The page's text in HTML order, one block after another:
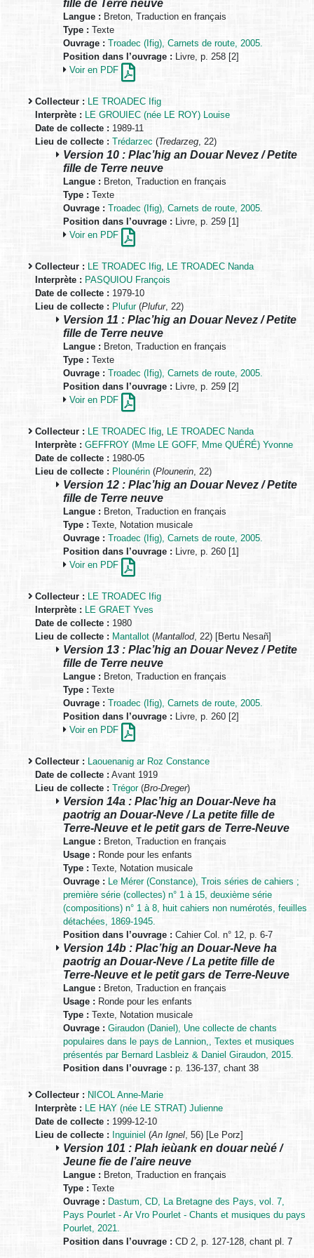
fille de Terre neuve
Langue : Breton, Traduction en français
Type : Texte
Ouvrage : Troadec (Ifig), Carnets de route, 2005.
Position dans l’ouvrage : Livre, p. 258 [2]
Voir en PDF
Collecteur : LE TROADEC Ifig
Interprète : LE GROUIEC (née LE ROY) Louise
Date de collecte : 1989-11
Lieu de collecte : Trédarzec (Tredarzeg , 22)
Version 10 : Plac’hig an Douar Nevez / Petite
fille de Terre neuve
Langue : Breton, Traduction en français
Type : Texte
Ouvrage : Troadec (Ifig), Carnets de route, 2005.
Position dans l’ouvrage : Livre, p. 259 [1]
Voir en PDF
Collecteur : LE TROADEC Ifig LE TROADEC Nanda
Interprète : PASQUIOU François
Date de collecte : 1979-10
Lieu de collecte : Plufur(Plufur, 22)
Version 11 : Plac’hig an Douar Nevez / Petite
fille de Terre neuve
Langue : Breton, Traduction en français
Type : Texte
Ouvrage : Troadec (Ifig), Carnets de route, 2005.
Position dans l’ouvrage : Livre, p. 259 [2]
Voir en PDF
Collecteur : LE TROADEC Ifig LE TROADEC Nanda
Interprète : GEFFROY (Mme LE GOFF, Mme QUÉRÉ) Yvonne
Date de collecte : 1980-05
Lieu de collecte : Plounérin (Plounerin , 22)
Version 12 : Plac’hig an Douar Nevez / Petite
fille de Terre neuve
Langue : Breton, Traduction en français
Type : Texte, Notation musicale
Ouvrage : Troadec (Ifig), Carnets de route, 2005.
Position dans l’ouvrage : Livre, p. 260 [1]
Voir en PDF
Collecteur : LE TROADEC Ifig
Interprète : LE GRAET Yves
Date de collecte : 1980
Lieu de collecte : Mantallot (Mantallod, 22) [Bertu Nesañ]
Version 13 : Plac’hig an Douar Nevez / Petite
fille de Terre neuve
Langue : Breton, Traduction en français
Type : Texte
Ouvrage : Troadec (Ifig), Carnets de route, 2005.
Position dans l’ouvrage : Livre, p. 260 [2]
Voir en PDF
Collecteur : Laouenanig ar Roz Constance
Date de collecte : Avant 1919
Lieu de collecte : Trégor(Bro-Dreger)
Version 14a : Plac’hig an Douar-Neve ha
paotrig an Douar-Neve / La petite fille de
Terre-Neuve et le petit gars de Terre-Neuve
Langue : Breton, Traduction en français
Usage : Ronde pour les enfants
Type : Texte, Notation musicale
Ouvrage : Le Mérer (Constance), Trois séries de cahiers ;
première série (collectes) n° 1 à 15, deuxième série
(compositions) n° 1 à 8, huit cahiers non numérotés, feuilles
détachées, 1869-1945.
Position dans l’ouvrage : Cahier Col. n° 12, p. 6-7
Version 14b : Plac’hig an Douar-Neve ha
paotrig an Douar-Neve / La petite fille de
Terre-Neuve et le petit gars de Terre-Neuve
Langue : Breton, Traduction en français
Usage : Ronde pour les enfants
Type : Texte, Notation musicale
Ouvrage : Giraudon (Daniel), Une collecte de chants
populaires dans le pays de Lannion,, Textes et musiques
présentés par Bernard Lasbleiz & Daniel Giraudon, 2015.
Position dans l’ouvrage : p. 136-137, chant 38
Collecteur : NICOL Anne-Marie
Interprète : LE HAY (née LE STRAT) Julienne
Date de collecte : 1999-12-10
Lieu de collecte : Inguiniel (An Ignel , 56) [Le Porz]
Version 101 : Plah ieùank en douar neùé /
Jeune fie de l’aire neuve
Langue : Breton, Traduction en français
Type : Texte
Ouvrage : Dastum, CD, La Bretagne des Pays, vol. 7,
Pays Pourlet - Ar Vro Pourlet - Chants et musiques du pays
Pourlet, 2021.
Position dans l’ouvrage : CD 2, p. 127-128, chant pl. 7